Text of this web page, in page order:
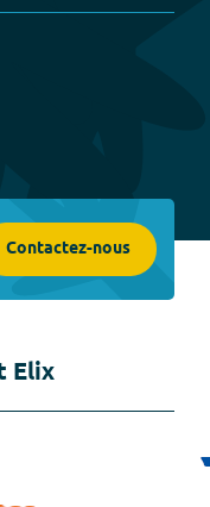
Contactez-nous
Elix